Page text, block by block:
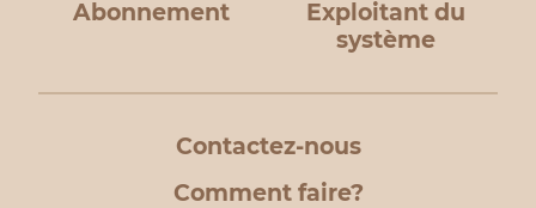
Abonnement
Exploitant du
système
Contactez-nous
Comment faire?